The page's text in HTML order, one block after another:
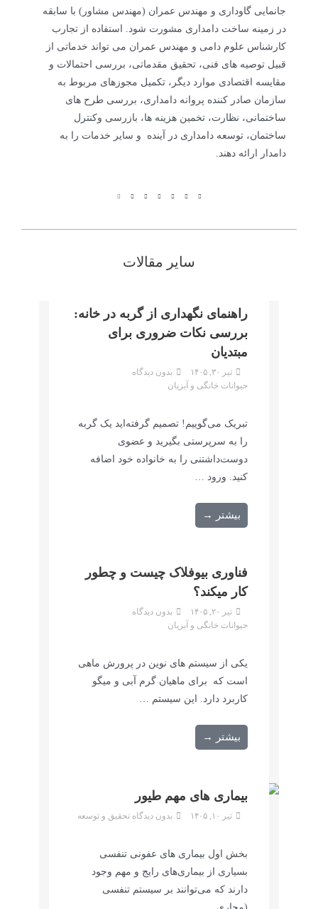
جانمایی گاوداری و مهندس عمران (مهندس مشاور) با سابقه
در زمینه ساخت دامداری مشورت شود. استفاده از تجارب
کارشناس علوم دامی و مهندس عمران می تواند خدماتی از
قبیل توصیه های فنی، تحقیق مقدماتی، بررسی احتمالات و
مقایسه اقتصادی موارد دیگر، تکمیل مجوزهای مربوط به
سازمان صادر کننده پروانه دامداری، بررسی طرح های
ساختمانی، نظارت، تخمین هزینه ها، بازرسی وکنترل
ساختمان، توسعه دامداری در آینده و سایر خدمات را به
دامدار ارائه دهند.
سایر مقالات
راهنمای نگهداری از گربه در خانه:
بررسی نکات ضروری برای
مبتدیان
تیر ۳۰, ۱۴۰۵
بدون دیدگاه
حیوانات خانگی و آبزیان
تبریک می‌گوییم! تصمیم گرفته‌اید یک گربه
را به سرپرستی بگیرید و عضوی
دوست‌داشتنی را به خانواده خود اضافه
کنید. ورود …
بیشتر →
فناوری بیوفلاک چیست و چطور
کار میکند؟
تیر ۲۰, ۱۴۰۵
بدون دیدگاه
حیوانات خانگی و آبزیان
یکی از سیستم های نوین در پرورش ماهی
است که برای ماهیان گرم آبی و میگو
کاربرد دارد. این سیستم …
بیشتر →
بیماری های مهم طیور
تیر ۱۰, ۱۴۰۵ بدون دیدگاه تحقیق و توسعه
بخش اول بیماری های عفونی تنفسی
بسیاری از بیماری‌های رایج و مهم وجود
دارند که می‌توانند بر سیستم تنفسی